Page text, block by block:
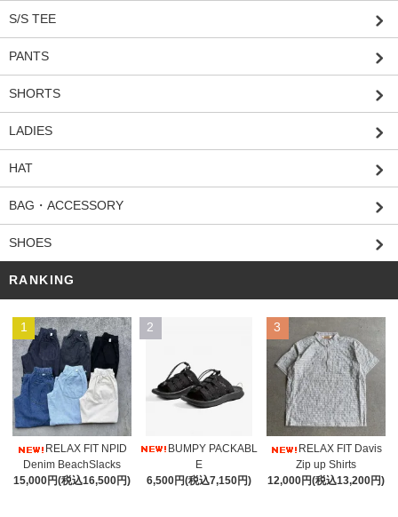
S/S TEE
PANTS
SHORTS
LADIES
HAT
BAG・ACCESSORY
SHOES
RANKING
1
RELAX FIT NPID
Denim BeachSlacks
15,000円(税込16,500円)
2
BUMPY PACKABL
E
6,500円(税込7,150円)
3
RELAX FIT Davis
Zip up Shirts
12,000円(税込13,200円)